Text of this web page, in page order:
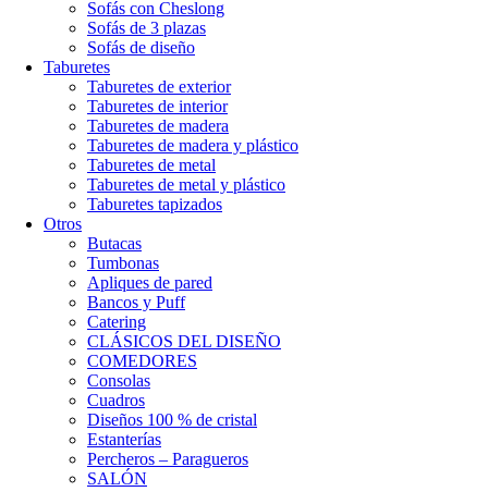
Sofás con Cheslong
Sofás de 3 plazas
Sofás de diseño
Taburetes
Taburetes de exterior
Taburetes de interior
Taburetes de madera
Taburetes de madera y plástico
Taburetes de metal
Taburetes de metal y plástico
Taburetes tapizados
Otros
Butacas
Tumbonas
Apliques de pared
Bancos y Puff
Catering
CLÁSICOS DEL DISEÑO
COMEDORES
Consolas
Cuadros
Diseños 100 % de cristal
Estanterías
Percheros – Paragueros
SALÓN